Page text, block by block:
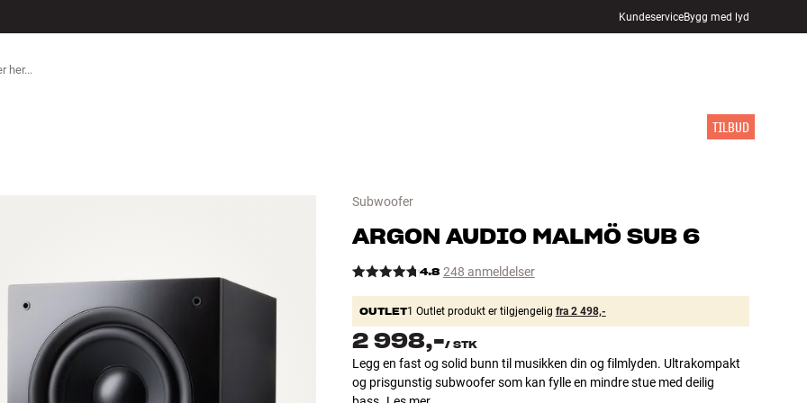
KundeserviceBygg med lyd
TILBUD
Subwoofer
ARGON AUDIO MALMÖ SUB 6
4.8 248 anmeldelser
OUTLET1 Outlet produkt er tilgjengelig fra 2 498,-
2 998,-/ STK
Legg en fast og solid bunn til musikken din og filmlyden. Ultrakompakt
og prisgunstig subwoofer som kan fylle en mindre stue med deilig